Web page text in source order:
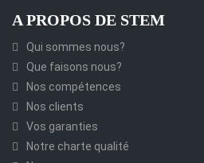
A PROPOS DE STEM
Qui sommes nous?
Que faisons nous?
Nos compétences
Nos clients
Vos garanties
Notre charte qualité